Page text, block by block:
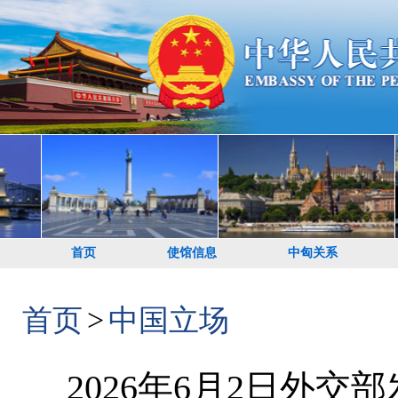
首页 使馆信息 中匈关系
首页>中国立场
2026年6月2日外交